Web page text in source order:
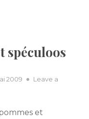
spéculoos
2009
Leave a
et